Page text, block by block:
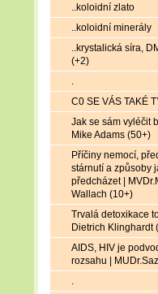
..koloidní zlato
..koloidní minerály
..krystalická síra,
(+2)
.
C0 SE VÁS TAKÉ
Jak se sám vyléčit
Mike Adams (50+)
Příčiny nemocí,
stárnutí a způsoby
předcházet |
Wallach (10+)
Trvalá detoxikace
Dietrich Klinghardt
AIDS, HIV je
rozsahu |
.